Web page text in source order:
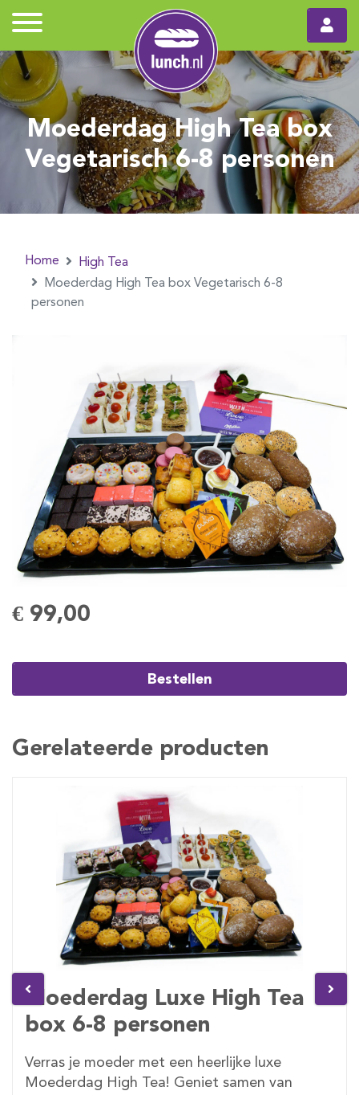
Moederdag High Tea box
Vegetarisch 6-8 personen
Home
High Tea
Moederdag High Tea box Vegetarisch 6-8
personen
€ 99,00
Bestellen
Gerelateerde producten
Moederdag Luxe High Tea
box 6-8 personen
Verras je moeder met een heerlijke luxe
Moederdag High Tea! Geniet samen van